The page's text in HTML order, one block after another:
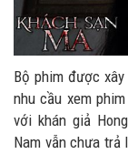
Bộ phim được
nhu cầu xem
với khán giả
Nam vẫn chưa